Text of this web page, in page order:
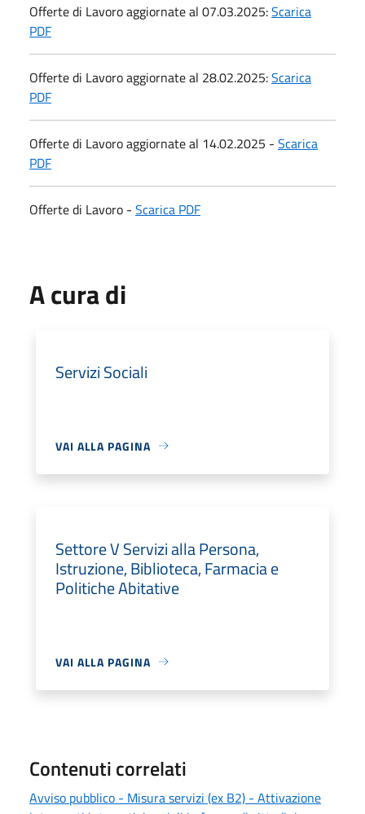
Offerte di Lavoro aggiornate al 07.03.2025:Scarica
PDF
Offerte di Lavoro aggiornate al 28.02.2025:Scarica
PDF
Offerte di Lavoro aggiornate al 14.02.2025 - Scarica
PDF
Offerte di Lavoro - Scarica PDF
A cura di
Servizi Sociali
VAI ALLA PAGINA
Settore V Servizi alla Persona,
Istruzione, Biblioteca, Farmacia e
Politiche Abitative
VAI ALLA PAGINA
Contenuti correlati
Avviso pubblico - Misura servizi (ex B2) - Attivazione